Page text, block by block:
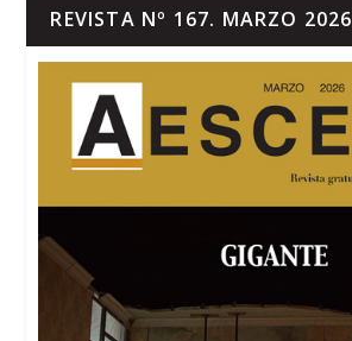
REVISTA Nº 167. MARZO 2026